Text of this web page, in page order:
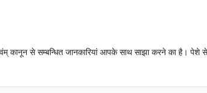
कानून से सम्बन्धित जानकारियां आपके साथ साझा करने का है।